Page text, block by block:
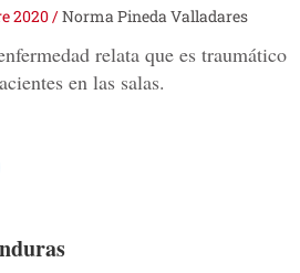
2020/Norma Pineda Valladares
relata que es traumático
en las salas.